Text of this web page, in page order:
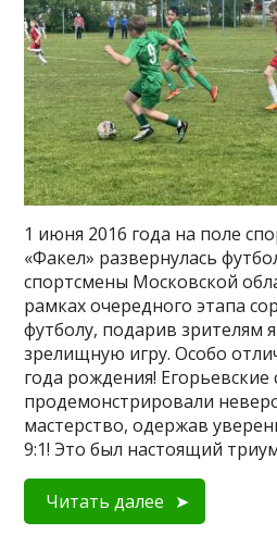
1 июня 2016 года на поле
«Факел» развернулась
спортсмены Московской
рамках очередного этапа
футболу, подарив зрителям
зрелищную игру. Особо
года рождения!
продемонстрировали
мастерство, одержав
9:1! Это был настоящий
Читать далее